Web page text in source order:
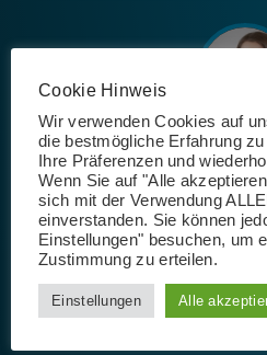
Josephin
Schlagwörter
Cookie Hinweis
Wir verwenden Cookies auf
die bestmögliche Erfahrung
Ihre Präferenzen und
Wenn Sie auf "Alle
sich mit der Verwendung
einverstanden. Sie können
Einstellungen" besuchen, um
Zustimmung zu erteilen.
Einstellungen Alle